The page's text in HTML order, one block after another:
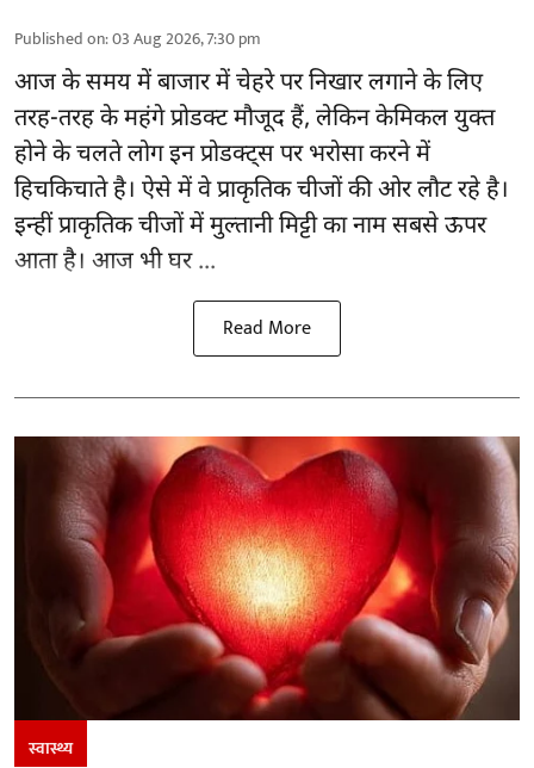
Published on:03 Aug 2026, 7:30 pm
आज के समय में बाजार मेंचेहरे पर निखारलगाने के लिए
तरह-तरह के महंगे प्रोडक्ट मौजूद हैं, लेकिन केमिकल युक्त
होने के चलते लोग इन प्रोडक्ट्स पर भरोसा करने में
हिचकिचाते है। ऐसे में वे प्राकृतिक चीजों की ओर लौट रहे है।
इन्हीं प्राकृतिक चीजों में मुल्तानी मिट्टी का नाम सबसे ऊपर
आता है। आज भी घर ...
Read More
स्वास्थ्य